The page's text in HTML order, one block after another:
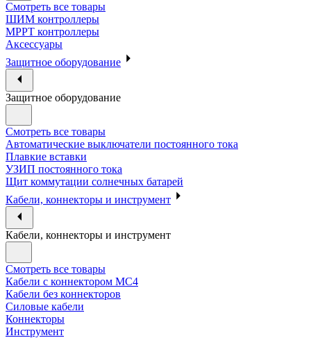
Смотреть все товары
ШИМ контроллеры
МРРТ контроллеры
Аксессуары
Защитное оборудование
Защитное оборудование
Смотреть все товары
Автоматические выключатели постоянного тока
Плавкие вставки
УЗИП постоянного тока
Щит коммутации солнечных батарей
Кабели, коннекторы и инструмент
Кабели, коннекторы и инструмент
Смотреть все товары
Кабели с коннектором МС4
Кабели без коннекторов
Силовые кабели
Коннекторы
Инструмент